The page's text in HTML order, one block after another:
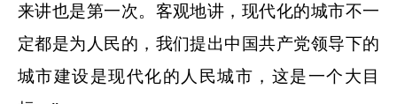
来讲也是第一次。客观地讲，现代化的城市不一
定都是为人民的，我们提出中国共产党领导下的
城市建设是现代化的人民城市，这是一个大目